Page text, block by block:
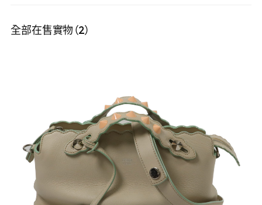
全部在售實物（2）